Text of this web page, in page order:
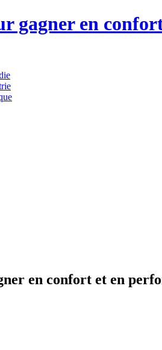
en confort et en